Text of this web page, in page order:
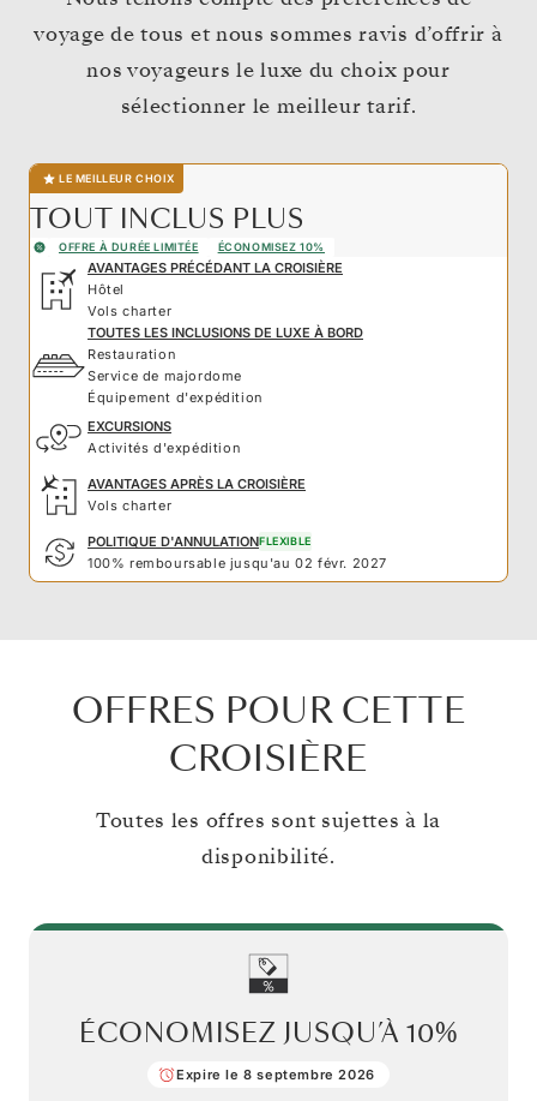
voyage de tous et nous sommes ravis d’offrir à
nos voyageurs le luxe du choix pour
sélectionner le meilleur tarif.
LE MEILLEUR CHOIX
TOUT INCLUS PLUS
OFFRE À DURÉE LIMITÉE ÉCONOMISEZ 10%
AVANTAGES PRÉCÉDANT LA CROISIÈRE
Hôtel
Vols charter
TOUTES LES INCLUSIONS DE LUXE À BORD
Restauration
Service de majordome
Équipement d'expédition
EXCURSIONS
Activités d'expédition
AVANTAGES APRÈS LA CROISIÈRE
Vols charter
POLITIQUE D'ANNULATIONFLEXIBLE
100% remboursable jusqu'au 02 févr. 2027
OFFRES POUR CETTE
CROISIÈRE
Toutes les offres sont sujettes à la
disponibilité.
ÉCONOMISEZ JUSQU’À 10%
Expire le 8 septembre 2026